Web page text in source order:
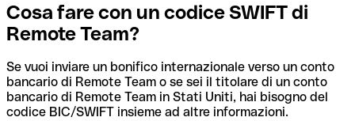
Cosa fare con un codice SWIFT di
Remote Team?
Se vuoi inviare un bonifico internazionale verso un conto
bancario di Remote Team o se sei il titolare di un conto
bancario di Remote Team in Stati Uniti, hai bisogno del
codice BIC/SWIFT insieme ad altre informazioni.